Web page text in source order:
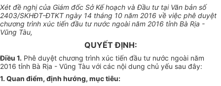
Xét đề nghị của Giám đốc Sở Kế hoạch và Đầu tư tại Văn bản số
2403/SKHĐT-ĐTKT ngày 14 tháng 10 năm 2016 về việc phê duyệt
chương trình xúc tiến đầu tư nước ngoài năm 2016 tỉnh Bà Rịa -
Vũng Tàu,
QUYẾT ĐỊNH:
Điều 1. Phê duyệt chương trình xúc tiến đầu tư nước ngoài năm
2016 tỉnh Bà Rịa - Vũng Tàu với các nội dung chủ yếu sau đây:
1. Quan điểm, định hướng, mục tiêu: